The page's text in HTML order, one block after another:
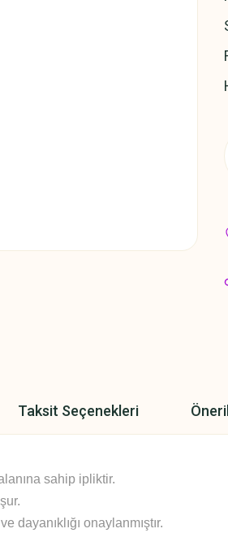
Taksit Seçenekleri
sahip ipliktir.
dayanıklığı onaylanmıştır.